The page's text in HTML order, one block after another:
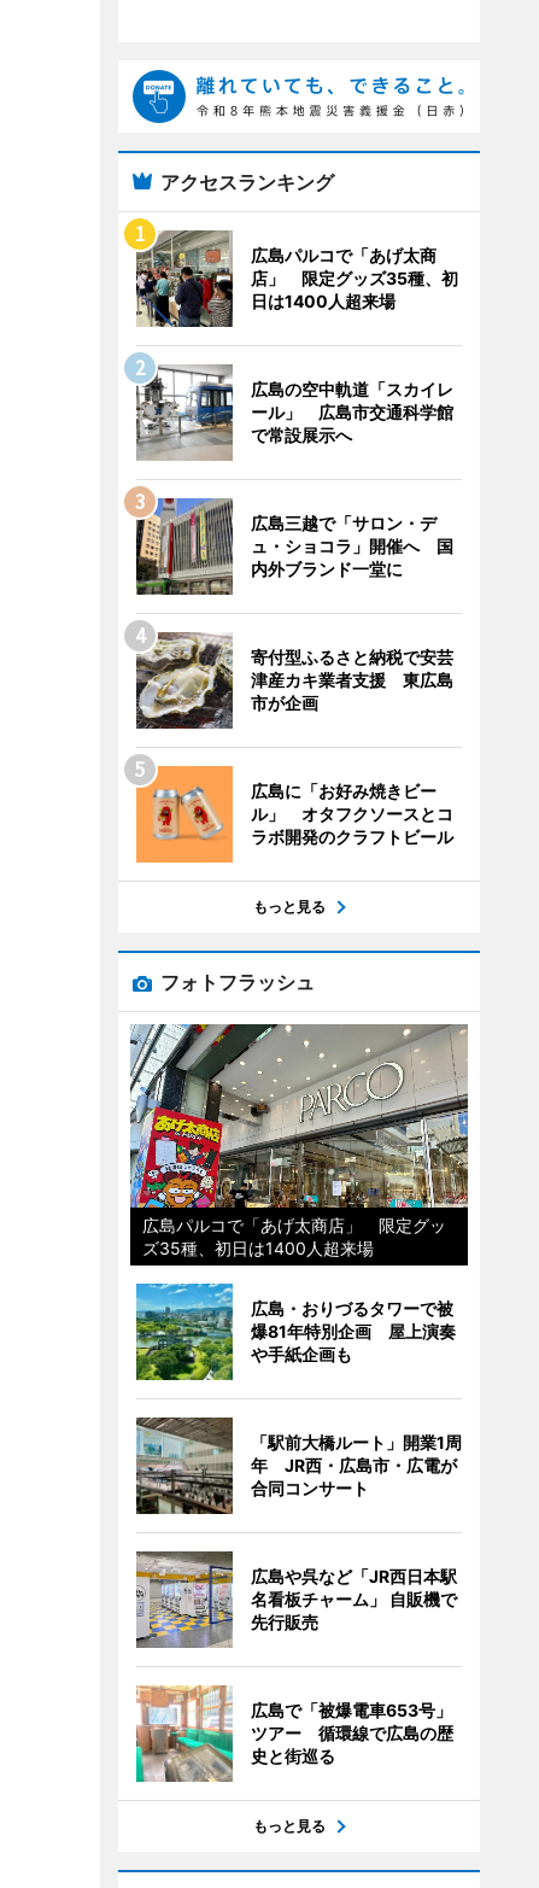
アクセスランキング
広島パルコで「あげ太商
店」 限定グッズ35種、初
日は1400人超来場
広島の空中軌道「スカイレ
ール」 広島市交通科学館
で常設展示へ
広島三越で「サロン・デ
ュ・ショコラ」開催へ 国
内外ブランド一堂に
寄付型ふるさと納税で安芸
津産カキ業者支援 東広島
市が企画
広島に「お好み焼きビー
ル」 オタフクソースとコ
ラボ開発のクラフトビール
もっと見る
フォトフラッシュ
広島パルコで「あげ太商店」 限定グッ
ズ35種、初日は1400人超来場
広島・おりづるタワーで被
爆81年特別企画 屋上演奏
や手紙企画も
「駅前大橋ルート」開業1周
年 JR西・広島市・広電が
合同コンサート
広島や呉など「JR西日本駅
名看板チャーム」 自販機で
先行販売
広島で「被爆電車653号」
ツアー 循環線で広島の歴
史と街巡る
もっと見る